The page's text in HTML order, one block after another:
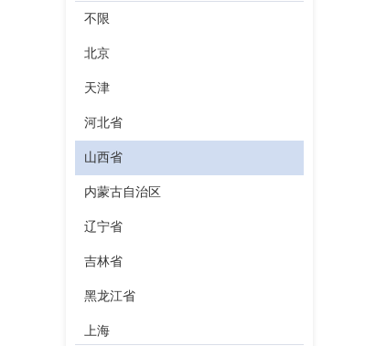
不限
北京
天津
河北省
山西省
内蒙古自治区
辽宁省
吉林省
黑龙江省
上海